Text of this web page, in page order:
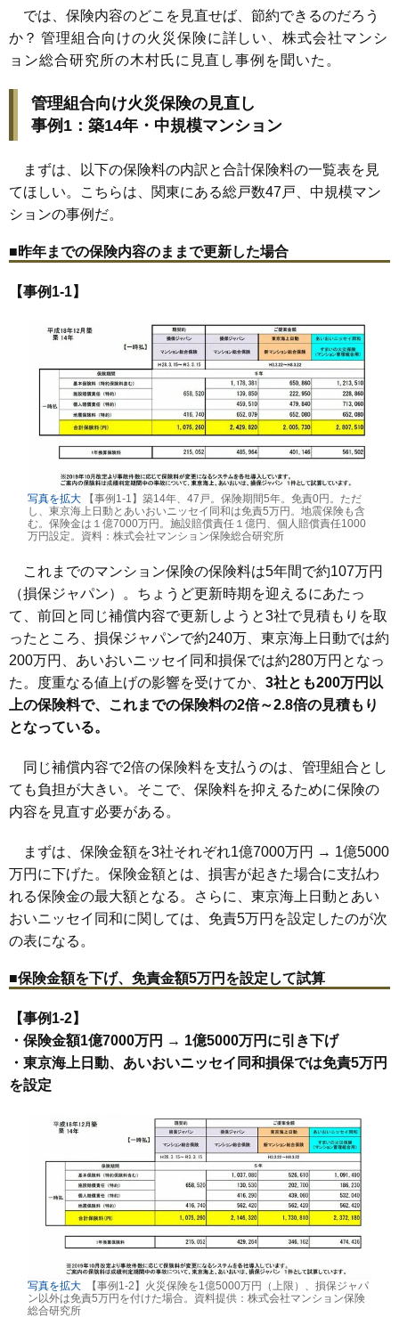
では、保険内容のどこを見直せば、節約できるのだろう
か？ 管理組合向けの火災保険に詳しい、株式会社マンシ
ョン総合研究所の木村氏に見直し事例を聞いた。
管理組合向け火災保険の見直し
事例1：築14年・中規模マンション
まずは、以下の保険料の内訳と合計保険料の一覧表を見
てほしい。こちらは、関東にある総戸数47戸、中規模マン
ションの事例だ。
■昨年までの保険内容のままで更新した場合
【事例1-1】
写真を拡大 【事例1-1】築14年、47戸。保険期間5年。免責0円。ただ
し、東京海上日動とあいおいニッセイ同和は免責5万円。地震保険も含
む。保険金は１億7000万円。施設賠償責任１億円、個人賠償責任1000
万円設定。資料：株式会社マンション保険総合研究所
これまでのマンション保険の保険料は5年間で約107万円
（損保ジャパン）。ちょうど更新時期を迎えるにあたっ
て、前回と同じ補償内容で更新しようと3社で見積もりを取
ったところ、損保ジャパンで約240万、東京海上日動では約
200万円、あいおいニッセイ同和損保では約280万円となっ
た。度重なる値上げの影響を受けてか、 3社とも200万円以
上の保険料で、これまでの保険料の2倍～2.8倍の見積もり
となっている。
同じ補償内容で2倍の保険料を支払うのは、管理組合とし
ても負担が大きい。そこで、保険料を抑えるために保険の
内容を見直す必要がある。
まずは、保険金額を3社それぞれ1億7000万円 → 1億5000
万円に下げた。保険金額とは、損害が起きた場合に支払わ
れる保険金の最大額となる。さらに、東京海上日動とあい
おいニッセイ同和に関しては、免責5万円を設定したのが次
の表になる。
■保険金額を下げ、免責金額5万円を設定して試算
【事例1-2】
・保険金額1億7000万円 → 1億5000万円に引き下げ
・東京海上日動、あいおいニッセイ同和損保では免責5万円
を設定
写真を拡大 【事例1-2】火災保険を1億5000万円（上限）、損保ジャパ
ン以外は免責5万円を付けた場合。資料提供：株式会社マンション保険
総合研究所